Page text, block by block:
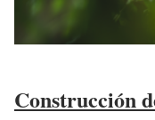
Construcción